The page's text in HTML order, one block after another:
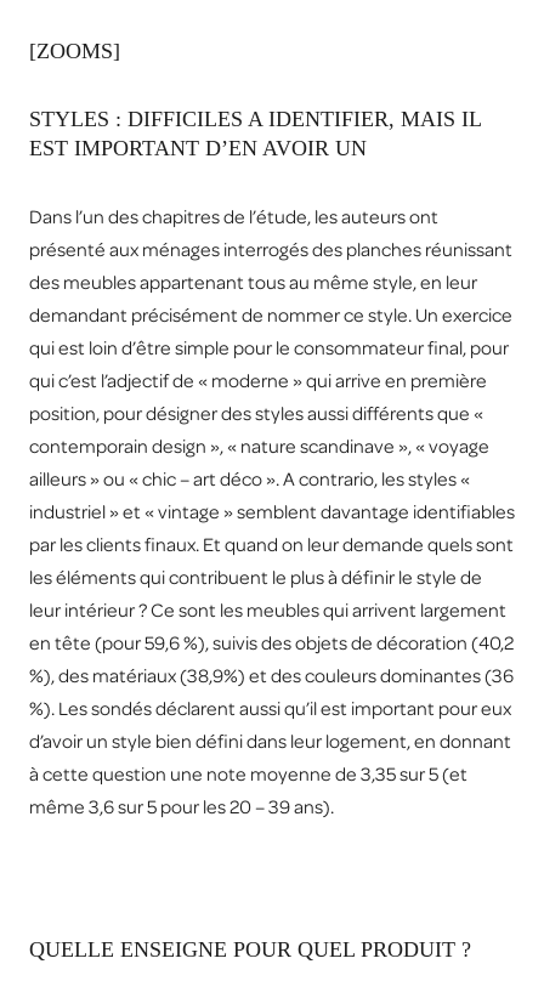
[ZOOMS]
STYLES : DIFFICILES A IDENTIFIER, MAIS IL
EST IMPORTANT D’EN AVOIR UN
Dans l’un des chapitres de l’étude, les auteurs ont
présenté aux ménages interrogés des planches réunissant
des meubles appartenant tous au même style, en leur
demandant précisément de nommer ce style. Un exercice
qui est loin d’être simple pour le consommateur final, pour
qui c’est l’adjectif de « moderne » qui arrive en première
position, pour désigner des styles aussi différents que «
contemporain design », « nature scandinave », « voyage
ailleurs » ou « chic – art déco ». A contrario, les styles «
industriel » et « vintage » semblent davantage identifiables
par les clients finaux. Et quand on leur demande quels sont
les éléments qui contribuent le plus à définir le style de
leur intérieur ? Ce sont les meubles qui arrivent largement
en tête (pour 59,6 %), suivis des objets de décoration (40,2
%), des matériaux (38,9%) et des couleurs dominantes (36
%). Les sondés déclarent aussi qu’il est important pour eux
d’avoir un style bien défini dans leur logement, en donnant
à cette question une note moyenne de 3,35 sur 5 (et
même 3,6 sur 5 pour les 20 – 39 ans).
QUELLE ENSEIGNE POUR QUEL PRODUIT ?